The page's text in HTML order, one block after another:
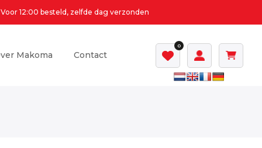
Voor 12:00 besteld, zelfde dag verzonden
Makoma Contact
0